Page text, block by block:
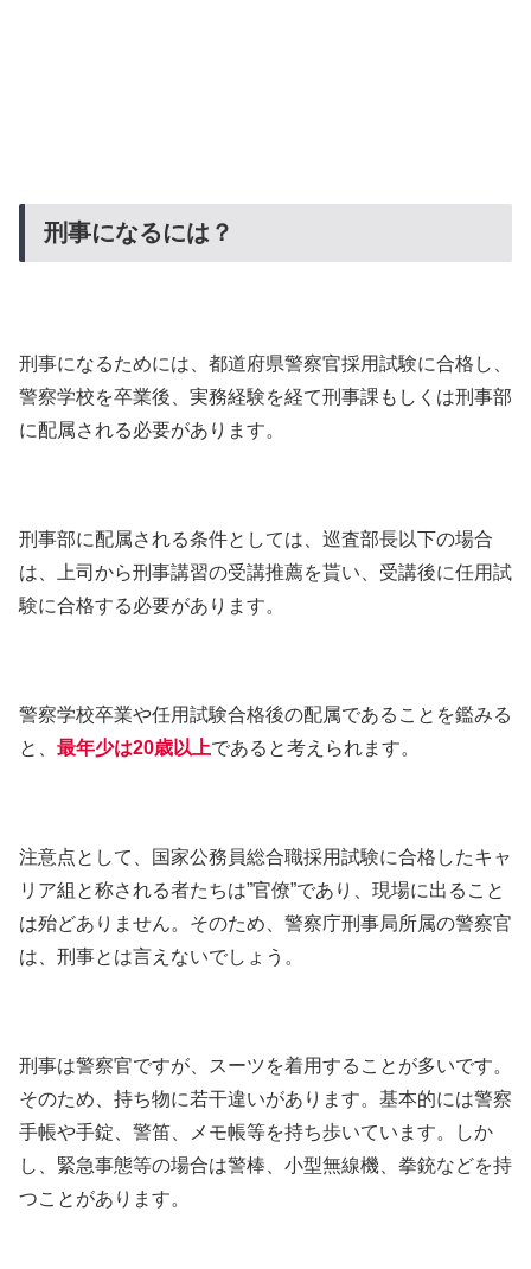
刑事になるには？
刑事になるためには、都道府県警察官採用試験に合格し、
警察学校を卒業後、実務経験を経て刑事課もしくは刑事部
に配属される必要があります。
刑事部に配属される条件としては、巡査部長以下の場合
は、上司から刑事講習の受講推薦を貰い、受講後に任用試
験に合格する必要があります。
警察学校卒業や任用試験合格後の配属であることを鑑みる
と、 最年少は20歳以上であると考えられます。
注意点として、国家公務員総合職採用試験に合格したキャ
リア組と称される者たちは”官僚”であり、現場に出ること
は殆どありません。そのため、警察庁刑事局所属の警察官
は、刑事とは言えないでしょう。
刑事は警察官ですが、スーツを着用することが多いです。
そのため、持ち物に若干違いがあります。基本的には警察
手帳や手錠、警笛、メモ帳等を持ち歩いています。しか
し、緊急事態等の場合は警棒、小型無線機、拳銃などを持
つことがあります。